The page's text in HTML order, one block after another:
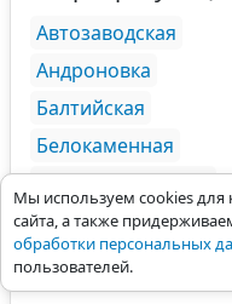
Мы используем cookies для
сайта, а также
обработки персональных
пользователей.
Автозаводская
Андроновка
Балтийская
Белокаменная
Ботанический Сад
Бульвар
Рокоссовского
Развернуть